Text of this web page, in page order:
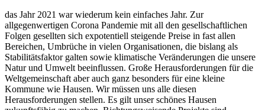
das Jahr 2021 war wiederum kein einfaches Jahr. Zur
allgegenwertigen Corona Pandemie mit all den gesellschaftlichen
Folgen gesellten sich expotentiell steigende Preise in fast allen
Bereichen, Umbrüche in vielen Organisationen, die bislang als
Stabilitätsfaktor galten sowie klimatische Veränderungen die unsere
Natur und Umwelt beeinflussen. Große Herausforderungen für die
Weltgemeinschaft aber auch ganz besonders für eine kleine
Kommune wie Hausen. Wir müssen uns alle diesen
Herausforderungen stellen. Es gilt unser schönes Hausen